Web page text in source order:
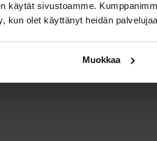
käytät sivustoamme.
kun olet käyttänyt heidän
Muokkaa